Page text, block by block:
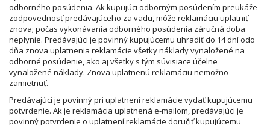
odborného posúdenia. Ak kupujúci odborným posúdením preukáže
zodpovednosť predávajúceho za vadu, môže reklamáciu uplatniť
znova; počas vykonávania odborného posúdenia záručná doba
neplynie. Predávajúci je povinný kupujúcemu uhradiť do 14 dní odo
dňa znova uplatnenia reklamácie všetky náklady vynaložené na
odborné posúdenie, ako aj všetky s tým súvisiace účelne
vynaložené náklady. Znova uplatnenú reklamáciu nemožno
zamietnuť.
Predávajúci je povinný pri uplatnení reklamácie vydať kupujúcemu
potvrdenie. Ak je reklamácia uplatnená e-mailom, predávajúci je
povinný potvrdenie o uplatnení reklamácie doručiť kupujúcemu